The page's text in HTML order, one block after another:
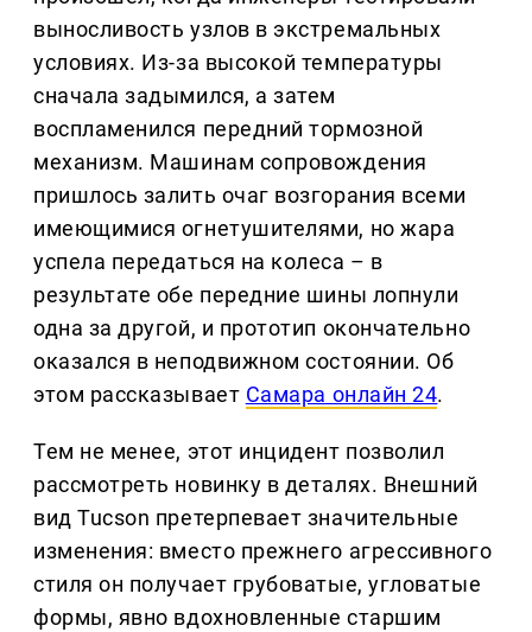
выносливость узлов в экстремальных
условиях. Из-за высокой температуры
сначала задымился, а затем
воспламенился передний тормозной
механизм. Машинам сопровождения
пришлось залить очаг возгорания всеми
имеющимися огнетушителями, но жара
успела передаться на колеса – в
результате обе передние шины лопнули
одна за другой, и прототип окончательно
оказался в неподвижном состоянии. Об
этом рассказывает Самара онлайн 24.
Тем не менее, этот инцидент позволил
рассмотреть новинку в деталях. Внешний
вид Tucson претерпевает значительные
изменения: вместо прежнего агрессивного
стиля он получает грубоватые, угловатые
формы, явно вдохновленные старшим